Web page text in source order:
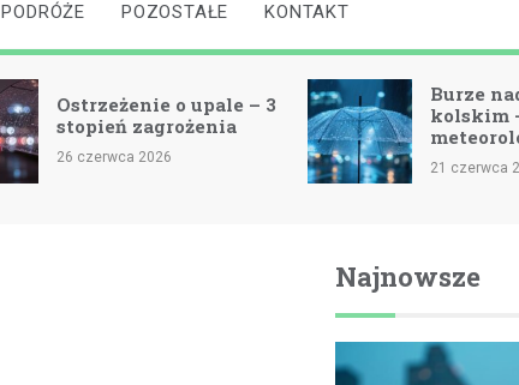
PODRÓŻE POZOSTAŁE KONTAKT
Ostrzeżenie o upale – 3
stopień zagrożenia
26 czerwca 2026
Burze
kolskim
21 czerwca
Najnowsze